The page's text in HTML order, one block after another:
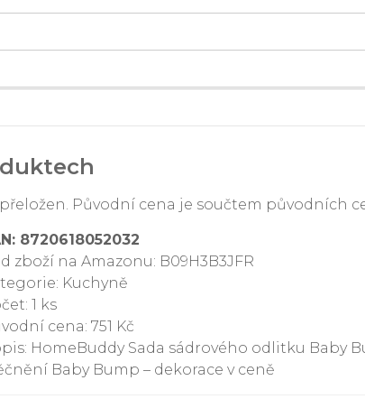
Původní cena je součtem původních
8720618052032
zboží na Amazonu: B09H3B3JFR
Kuchyně
1 ks
cena: 751 Kč
HomeBuddy Sada sádrového odlitku Baby
Baby Bump – dekorace v ceně